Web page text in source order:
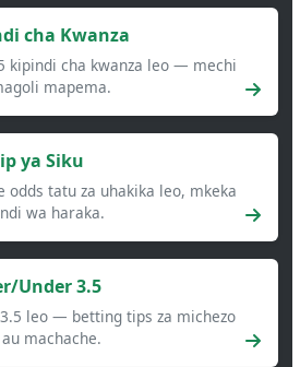
cha Kwanza
kipindi cha kwanza leo — mechi
mapema.
ya Siku
odds tatu za uhakika leo, mkeka
wa haraka.
Under 3.5
leo — betting tips za michezo
machache.